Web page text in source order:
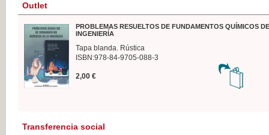
Outlet
PROBLEMAS RESUELTOS DE FUNDAMENTOS QUÍMICOS
INGENIERÍA
Tapa blanda. Rústica
ISBN:978-84-9705-088-3
2,00 €
Transferencia social